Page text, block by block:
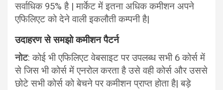
सर्वाधिक 95% है | मार्केट में इतना अधिक कमीशन अपने
एफिलिएट को देने वाली इकलौती कम्पनी है|
उदाहरण से समझो कमीशन पैटर्न
नोट: कोई भी एफिलिएट वेबसाइट पर उपलब्ध सभी 6 कोर्स में
से जिस भी कोर्स में एनरोल करता है उसे वही कोर्स और उससे
छोटे सभी कोर्स को बेचने पर कमीशन प्राप्त होता है| बड़े